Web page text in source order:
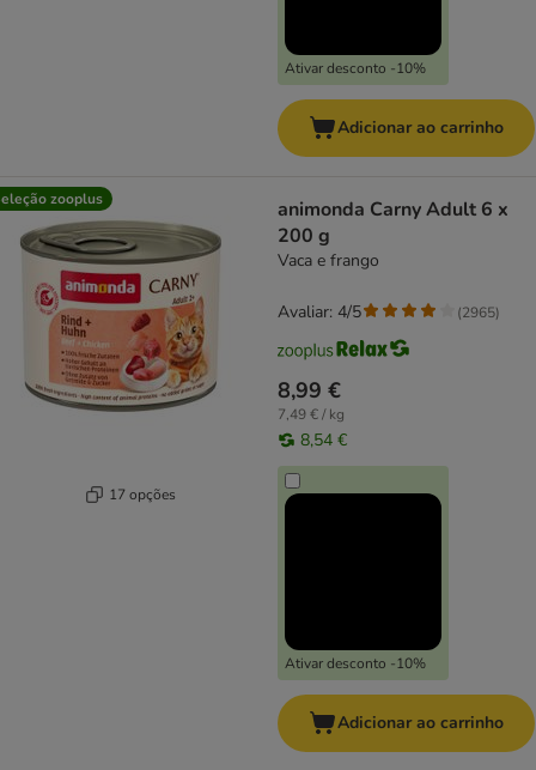
Ativar desconto -10%
Adicionar ao carrinho
zooplus
17 opções
animonda Carny Adult 6 x
200 g
Vaca e frango
8,99 €
7,49 € / kg
8,54 €
Ativar desconto -10%
Avaliar: 4/5 (2965)
Adicionar ao carrinho